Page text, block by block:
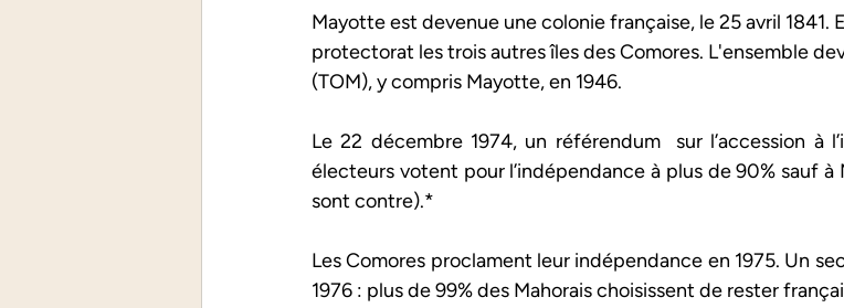
Mayotte est devenue une colonie française, le 25 avril 1841.
protectorat les trois autres îles des Comores. L'ensemble
(TOM), y compris Mayotte, en 1946.
Le 22 décembre 1974, un référendum  sur l’accession à
électeurs votent pour l’indépendance à plus de 90% sauf
sont contre).*
Les Comores proclament leur indépendance en 1975. Un
1976 : plus de 99% des Mahorais choisissent de rester